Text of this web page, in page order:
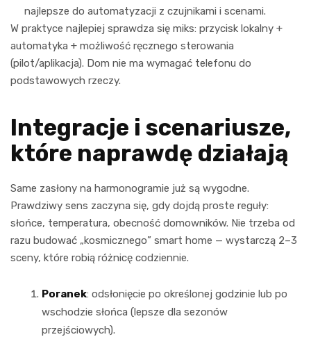
najlepsze do automatyzacji z czujnikami i scenami.
W praktyce najlepiej sprawdza się miks: przycisk lokalny +
automatyka + możliwość ręcznego sterowania
(pilot/aplikacja). Dom nie ma wymagać telefonu do
podstawowych rzeczy.
Integracje i scenariusze,
które naprawdę działają
Same zasłony na harmonogramie już są wygodne.
Prawdziwy sens zaczyna się, gdy dojdą proste reguły:
słońce, temperatura, obecność domowników. Nie trzeba od
razu budować „kosmicznego” smart home — wystarczą 2–3
sceny, które robią różnicę codziennie.
Poranek: odsłonięcie po określonej godzinie lub po
wschodzie słońca (lepsze dla sezonów
przejściowych).